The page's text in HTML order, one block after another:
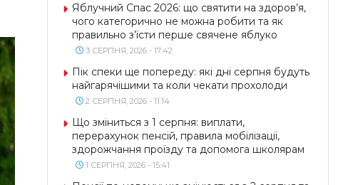
Яблучний Спас 2026: що святити на здоров’я,
чого категорично не можна робити та як
правильно з’їсти перше свячене яблуко
3 СЕРПНЯ, 2026 - 17:42
Пік спеки ще попереду: які дні серпня будуть
найгарячішими та коли чекати прохолоди
2 СЕРПНЯ, 2026 - 11:14
Що зміниться з 1 серпня: виплати,
перерахунок пенсій, правила мобілізації,
здорожчання проїзду та допомога школярам
1 СЕРПНЯ, 2026 - 15:41